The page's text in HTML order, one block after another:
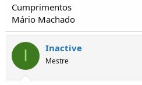
Cumprimentos
Mário Machado
I Inactive
Mestre